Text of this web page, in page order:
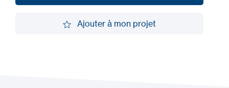
Ajouter à mon projet